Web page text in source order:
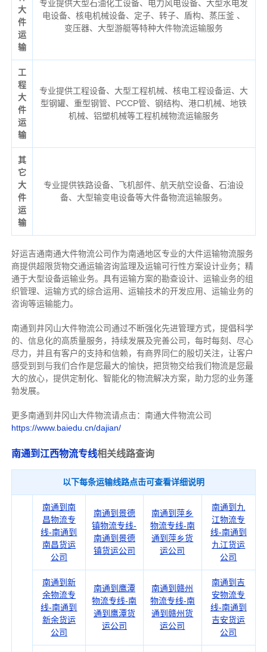
大
件
运
输
专业提供大型石油化工设备、电力风电设备、大型水电发
电设备、核电机械设备、定子、转子、盾构、蒸压釜 、
变压器、大型游艇等特种大件物流运输服务
工
程
大
件
运
输
专业提供工程设备、大型工程机械、核电工程设备运、大
型钢罐、重型钢管、PCCP管、钢结构、港口机械、地铁
机械、铝塑机械等工程机械物流运输服务
其
它
大
件
运
输
专业提供铁路设备、飞机部件、航天航空设备、石油设
备、大型输变电设备等大件备物流运输服务。
好运吉通南通大件物流公司作为南通地区专业的大件运输物流服务
商提供超限货物交通运输咨询监理及运输可行性方案设计业务；精
通于大型设备运输业务。具有运输方案的勘查设计、运输业务的组
织管理、运输方式的综合运用、运输技术的开发应用、运输业务的
咨询等运输能力。
南通到井冈山大件物流公司通过不断强化先进管理方式，提倡科学
的、信息化的高质量服务，持续发展及完善公司，每时每刻、尽心
尽力， 并且有客户的支持和信赖，有商界同仁的殷切关注， 让客户
感受到到与我们合作是您最大的愉快，把货物交给我们物流是您最
大的放心， 提供定制化、智能化的物流解决方案，助力您的业务蓬
勃发展。
更多南通到井冈山大件物流请点击：南通大件物流公司
https://www.baiedu.cn/dajian/
南通到江西物流专线相关线路查询
以下每条运输线路点击可查看详细说明
南通到南
昌物流专
线-南通到
南昌货运
公司
南通到景德
镇物流专线-
南通到景德
镇货运公司
南通到萍乡
物流专线-南
通到萍乡货
运公司
南通到九
江物流专
线-南通到
九江货运
公司
南通到新
余物流专
线-南通到
新余货运
公司
南通到鹰潭
物流专线-南
通到鹰潭货
运公司
南通到赣州
物流专线-南
通到赣州货
运公司
南通到吉
安物流专
线-南通到
吉安货运
公司